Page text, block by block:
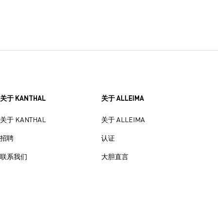
关于 KANTHAL
关于 KANTHAL
招聘
联系我们
关于 ALLEIMA
关于 ALLEIMA
认证
大胆直言